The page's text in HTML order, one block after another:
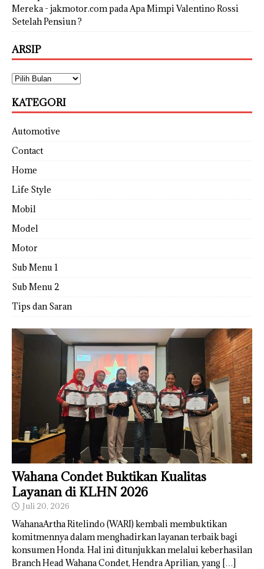
Mereka - jakmotor.compada Apa Mimpi Valentino Rossi
Setelah Pensiun ?
ARSIP
KATEGORI
Automotive
Contact
Home
Life Style
Mobil
Model
Motor
Sub Menu 1
Sub Menu 2
Tips dan Saran
Wahana Condet Buktikan Kualitas
Layanan di KLHN 2026
Juli 20, 2026
WahanaArtha Ritelindo (WARI) kembali membuktikan
komitmennya dalam menghadirkan layanan terbaik bagi
konsumen Honda. Hal ini ditunjukkan melalui keberhasilan
Branch Head Wahana Condet, Hendra Aprilian, yang […]